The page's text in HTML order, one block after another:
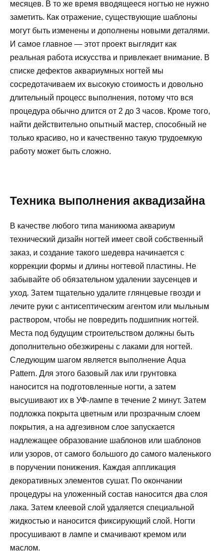
месяцев. В то же время вводящееся ногтью не нужно
заметить. Как отражение, существующие шаблоны
могут быть изменены и дополнены новыми деталями.
И самое главное — этот проект выглядит как
реальная работа искусства и привлекает внимание. В
списке дефектов аквариумных ногтей мы
сосредотачиваем их высокую стоимость и довольно
длительный процесс выполнения, потому что вся
процедура обычно длится от 2 до 3 часов. Кроме того,
найти действительно опытный мастер, способный не
только красиво, но и качественно такую ​​трудоемкую
работу может быть сложно.
Техника выполнения аквадизайна
В качестве любого типа маникюма аквариум
технический дизайн ногтей имеет свой собственный
заказ, и создание такого шедевра начинается с
коррекции формы и длины ногтевой пластины. Не
забывайте об обязательном удалении заусенцев и
уход. Затем тщательно удалите глянцевые гвозди и
лечите руки с антисептическим агентом или мыльным
раствором, чтобы не повредить подшипник ногтей.
Места под будущим строительством должны быть
дополнительно обезжирены с лаками для ногтей.
Следующим шагом является выполнение Aqua
Pattern. Для этого базовый лак или грунтовка
наносится на подготовленные ногти, а затем
высушивают их в УФ-лампе в течение 2 минут. Затем
подложка покрыта цветным или прозрачным слоем
покрытия, а на адгезивном слое запускается
надлежащее образование шаблонов или шаблонов
или узоров, от самого большого до самого маленького
в поручении понижения. Каждая аппликация
декоративных элементов сушат. По окончании
процедуры на уложенный состав наносится два слоя
лака. Затем клеевой слой удаляется специальной
жидкостью и наносится фиксирующий слой. Ногти
просушивают в лампе и смачивают кремом или
маслом.